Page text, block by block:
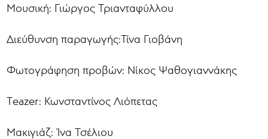
Μουσική: Γιώργος Τριανταφύλλου
Διεύθυνση παραγωγής:Τίνα Γιοβάνη
Φωτογράφηση προβών: Νίκος Ψαθογιαννάκης
Τeazer: Κωνσταντίνος Λιόπετας
Μακιγιάζ: Ίνα Τσέλιου